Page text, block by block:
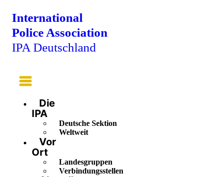
International
Police Association
IPA Deutschland
Main
Menu
Die
IPA
Deutsche Sektion
Weltweit
Vor
Ort
Landesgruppen
Verbindungsstellen